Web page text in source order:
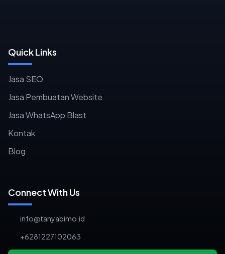
Quick Links
Jasa SEO
Jasa Pembuatan Website
Jasa WhatsApp Blast
Kontak
Blog
Connect With Us
info@tanyabimo.id
+6281227102063